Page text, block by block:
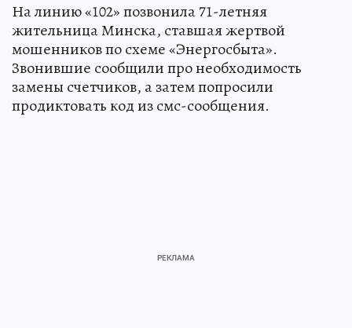
На линию «102» позвонила 71-летняя
жительница Минска, ставшая жертвой
мошенников по схеме «Энергосбыта».
Звонившие сообщили про необходимость
замены счетчиков, а затем попросили
продиктовать код из смс-сообщения.